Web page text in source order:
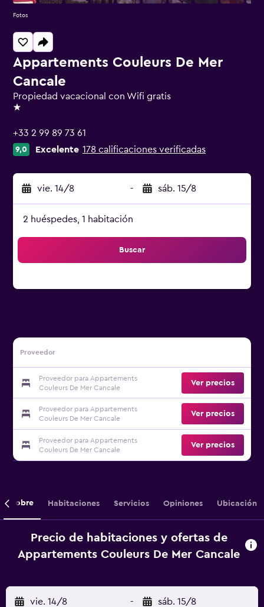
Appartements Couleurs De Mer
Cancale
Propiedad vacacional con Wifi gratis
1 estrella
+33 2 99 89 73 61
9,0 Excelente 178 calificaciones verificadas
vie. 14/8 - sáb. 15/8
2 huéspedes, 1 habitación
Buscar
Proveedor
Proveedor para Appartements
Couleurs De Mer Cancale
Ver precios
Proveedor para Appartements
Couleurs De Mer Cancale
Ver precios
Proveedor para Appartements
Couleurs De Mer Cancale
Ver precios
Fotos
Sobre Habitaciones Servicios Opiniones Ubicación
Precio de habitaciones y ofertas de
Appartements Couleurs De Mer Cancale
vie. 14/8 - sáb. 15/8